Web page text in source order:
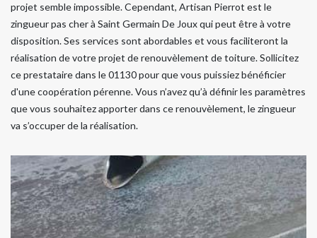
projet semble impossible. Cependant, Artisan Pierrot est le
zingueur pas cher à Saint Germain De Joux qui peut être à votre
disposition. Ses services sont abordables et vous faciliteront la
réalisation de votre projet de renouvèlement de toiture. Sollicitez
ce prestataire dans le 01130 pour que vous puissiez bénéficier
d'une coopération pérenne. Vous n’avez qu’à définir les paramètres
que vous souhaitez apporter dans ce renouvèlement, le zingueur
va s’occuper de la réalisation.